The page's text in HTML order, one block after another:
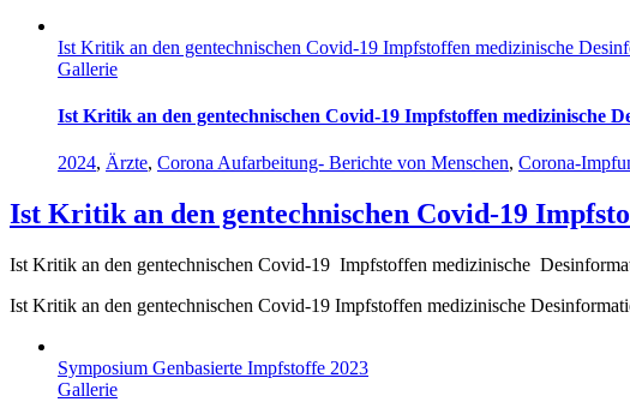
Ist Kritik an den gentechnischen Covid-19 Impfstoffen medizinische
Gallerie
Ist Kritik an den gentechnischen Covid-19 Impfstoffen medizinische
2024, Ärzte, Corona Aufarbeitung- Berichte von Menschen, Corona-
Ist Kritik an den gentechnischen Covid-19
Ist Kritik an den gentechnischen Covid-19 Impfstoffen medizinische
Ist Kritik an den gentechnischen Covid-19 Impfstoffen medizinische
Symposium Genbasierte Impfstoffe 2023
Gallerie